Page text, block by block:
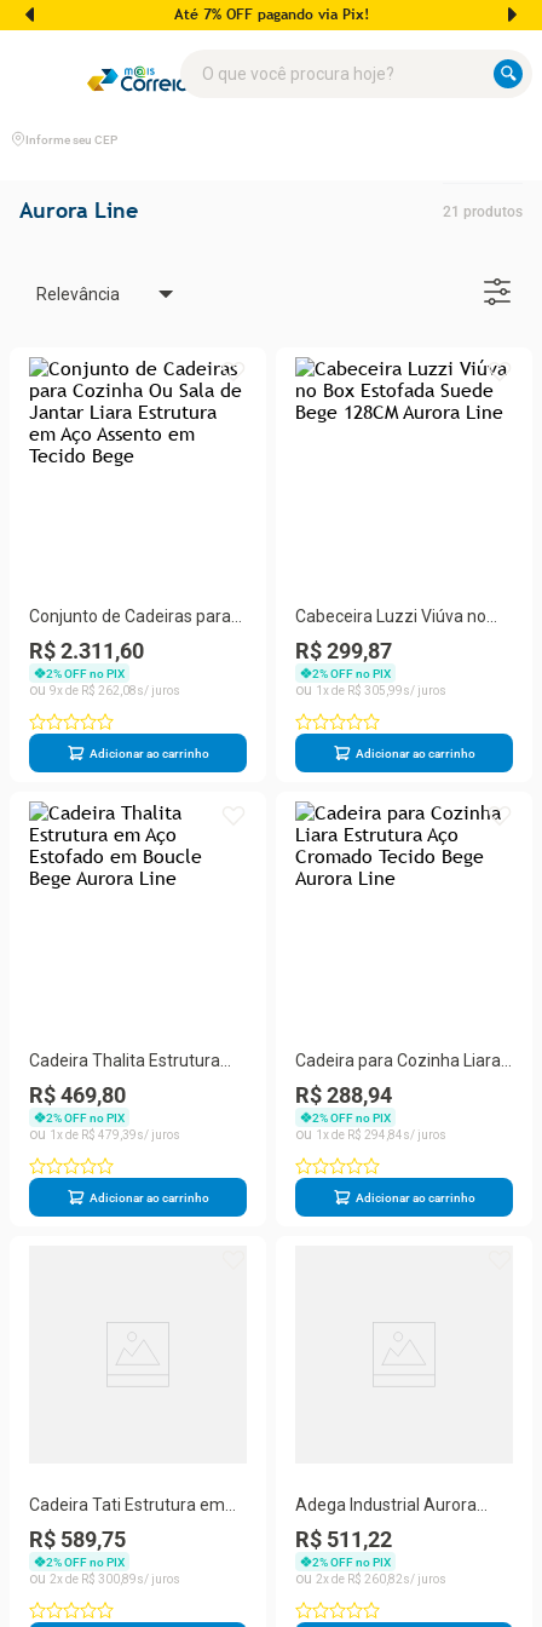
Até 7% OFF pagando via Pix!
Informe seu CEP
Aurora Line 21 produtos
Relevância
Conjunto de Cadeiras para
Cozinha Ou Sala de Jantar
Liara Estrutura em Aço
Assento em Tecido Bege
R$ 2.311,60
2% OFF no PIX
9
R$ 262 08
Adicionar ao carrinho
Cabeceira Luzzi Viúva no
Box Estofada Suede Bege
128CM Aurora Line
R$ 299,87
2% OFF no PIX
1
R$ 305 99
Adicionar ao carrinho
Cadeira Thalita Estrutura
em Aço Estofado em Boucle
Bege Aurora Line
R$ 469,80
2% OFF no PIX
1
R$ 479 39
Adicionar ao carrinho
Cadeira para Cozinha Liara
Estrutura Aço Cromado
Tecido Bege Aurora Line
R$ 288,94
2% OFF no PIX
1
R$ 294 84
Adicionar ao carrinho
Cadeira Tati Estrutura em
Aço Pintura Epóxi Tecido
Boucle Bege Aurora Line
R$ 589,75
2% OFF no PIX
2
R$ 30089
Adega Industrial Aurora
sem Porta 2 Prateleiras
MDP 48,8CM Amadeirado
R$ 511,22
2% OFF no PIX
2
R$ 26082